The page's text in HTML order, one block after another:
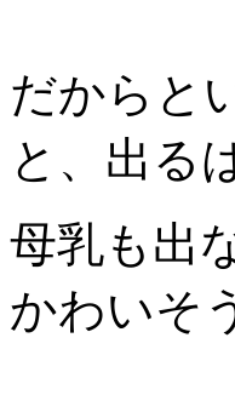
だからと
と、出る
母乳も出
かわいそ